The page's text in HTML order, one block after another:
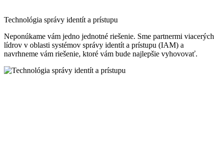
Technológia správy identít a prístupu
Neponúkame vám jedno jednotné riešenie. Sme partnermi viacerých
lídrov v oblasti systémov správy identít a prístupu (IAM) a
navrhneme vám riešenie, ktoré vám bude najlepšie vyhovovať.